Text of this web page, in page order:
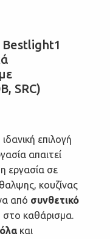
SRC)
ιδανική επιλογή
απαιτεί
εργασία σε
κουζίνας
από συνθετικό
στο καθάρισμα.
και